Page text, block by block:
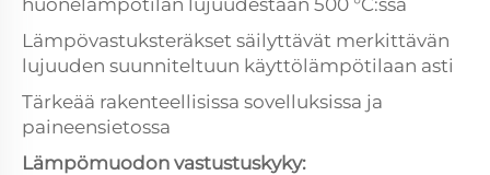
Lämpövastuksteräkset säilyttävät merkittävän
lujuuden suunniteltuun käyttölämpötilaan asti
Tärkeää rakenteellisissa sovelluksissa ja
paineensietossa
Lämpömuodon vastustuskyky: